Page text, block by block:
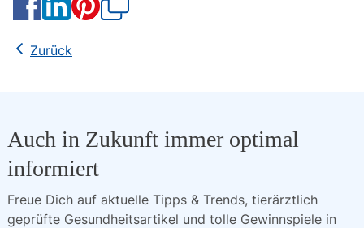
Zurück
Auch in Zukunft immer optimal
informiert
Freue Dich auf aktuelle Tipps & Trends, tierärztlich
geprüfte Gesundheitsartikel und tolle Gewinnspiele in